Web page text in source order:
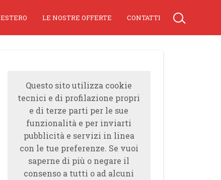
ESTERO LE NOSTRE OFFERTE CONTATTI
Questo sito utilizza cookie
tecnici e di profilazione propri
e di terze parti per le sue
funzionalità e per inviarti
pubblicità e servizi in linea
con le tue preferenze. Se vuoi
saperne di più o negare il
consenso a tutti o ad alcuni